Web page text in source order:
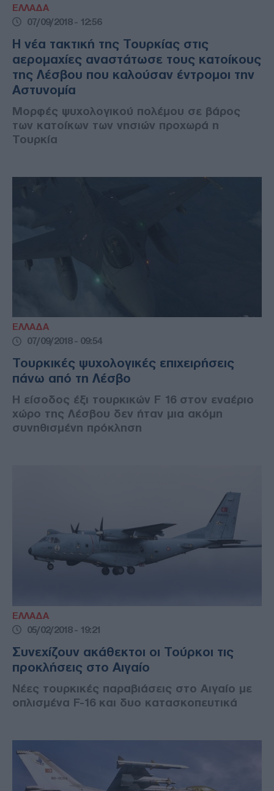
ΕΛΛΑΔΑ
07/09/2018 - 12:56
Η νέα τακτική της Τουρκίας στις
αερομαχίες αναστάτωσε τους κατοίκους
της Λέσβου που καλούσαν έντρομοι την
Αστυνομία
Μορφές ψυχολογικού πολέμου σε βάρος
των κατοίκων των νησιών προχωρά η
Τουρκία
ΕΛΛΑΔΑ
07/09/2018 - 09:54
Τουρκικές ψυχολογικές επιχειρήσεις
πάνω από τη Λέσβο
Η είσοδος έξι τουρκικών F 16 στον εναέριο
χώρο της Λέσβου δεν ήταν μια ακόμη
συνηθισμένη πρόκληση
ΕΛΛΑΔΑ
05/02/2018 - 19:21
Συνεχίζουν ακάθεκτοι οι Τούρκοι τις
προκλήσεις στο Αιγαίο
Νέες τουρκικές παραβιάσεις στο Αιγαίο με
οπλισμένα F-16 και δυο κατασκοπευτικά